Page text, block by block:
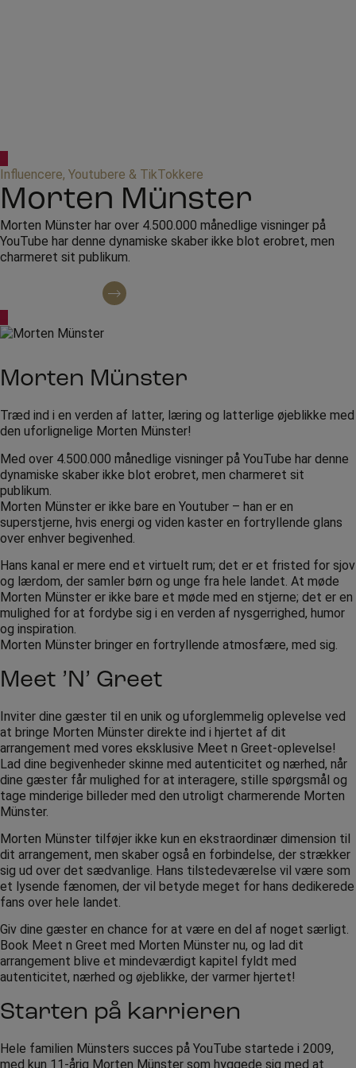
Influencere, Youtubere & TikTokkere
Morten Münster
Morten Münster har over 4.500.000 månedlige visninger på
YouTube har denne dynamiske skaber ikke blot erobret, men
charmeret sit publikum.
Morten Münster
Træd ind i en verden af latter, læring og latterlige øjeblikke med
den uforlignelige Morten Münster!
Med over 4.500.000 månedlige visninger på YouTube har denne
dynamiske skaber ikke blot erobret, men charmeret sit
publikum.
Morten Münster er ikke bare en Youtuber – han er en
superstjerne, hvis energi og viden kaster en fortryllende glans
over enhver begivenhed.
Hans kanal er mere end et virtuelt rum; det er et fristed for sjov
og lærdom, der samler børn og unge fra hele landet. At møde
Morten Münster er ikke bare et møde med en stjerne; det er en
mulighed for at fordybe sig i en verden af nysgerrighed, humor
og inspiration.
Morten Münster bringer en fortryllende atmosfære, med sig.
Meet ’N’ Greet
Inviter dine gæster til en unik og uforglemmelig oplevelse ved
at bringe Morten Münster direkte ind i hjertet af dit
arrangement med vores eksklusive Meet n Greet-oplevelse!
Lad dine begivenheder skinne med autenticitet og nærhed, når
dine gæster får mulighed for at interagere, stille spørgsmål og
tage minderige billeder med den utroligt charmerende Morten
Münster.
Morten Münster tilføjer ikke kun en ekstraordinær dimension til
dit arrangement, men skaber også en forbindelse, der strækker
sig ud over det sædvanlige. Hans tilstedeværelse vil være som
et lysende fænomen, der vil betyde meget for hans dedikerede
fans over hele landet.
Giv dine gæster en chance for at være en del af noget særligt.
Book Meet n Greet med Morten Münster nu, og lad dit
arrangement blive et mindeværdigt kapitel fyldt med
autenticitet, nærhed og øjeblikke, der varmer hjertet!
Starten på karrieren
Hele familien Münsters succes på YouTube startede i 2009,
med kun 11-årig Morten Münster som hyggede sig med at